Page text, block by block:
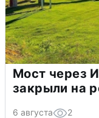
Мост через
закрыли на
6 августа 2